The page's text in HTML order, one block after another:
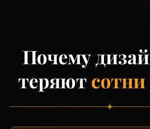
Почему
теряют сотни